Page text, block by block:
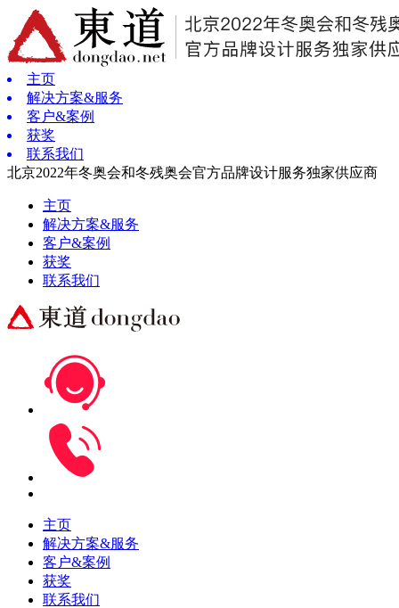
主页
解决方案&服务
客户&案例
获奖
联系我们
北京2022年冬奥会和冬残奥会官方品牌设计服务独家供应商
主页
解决方案&服务
客户&案例
获奖
联系我们
主页
解决方案&服务
客户&案例
获奖
联系我们